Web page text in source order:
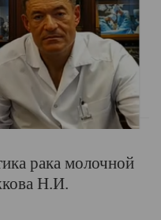
рака молочной
Н.И.